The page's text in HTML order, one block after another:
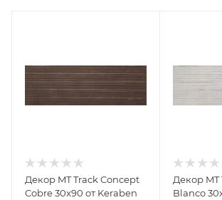
Декор MT Track Concept
Cobre 30x90 от Keraben
Декор MT
Blanco